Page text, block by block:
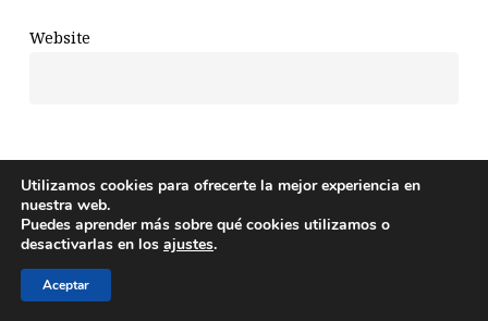
Website
for the next time I comment.
Utilizamos cookies para ofrecerte la mejor experiencia en
nuestra web.
Puedes aprender más sobre qué cookies utilizamos o
desactivarlas en los ajustes.
Aceptar